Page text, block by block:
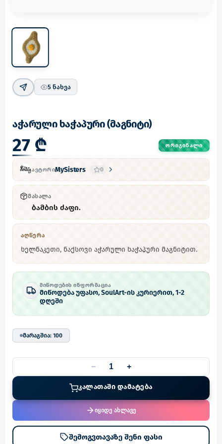
5 ნახვა
აჭარული ხაჭაპური (მაგნიტი)
27 ₾ ᲝᲠᲘᲒᲘᲜᲐᲚᲘ
ᲐᲕᲢᲝᲠᲘMySisters 0
ᲛᲐᲡᲐᲚᲐ
ბამბის ძაფი.
ᲐᲦᲬᲔᲠᲐ
ხელნაკეთი, ნაქსოვი აჭარული ხაჭაპური მაგნიტით.
ᲛᲘᲬᲝᲓᲔᲑᲘᲡ ᲘᲜᲤᲝᲠᲛᲐᲪᲘᲐ
მიწოდება უფასო, SoulArt-ის კურიერით, 1-2
დღეში
მარაგშია: 100
− +
ᲙᲐᲚᲐᲗᲐᲨᲘ ᲓᲐᲛᲐᲢᲔᲑᲐ
იყიდე ახლავე
შემოგვთავაზე შენი ფასი